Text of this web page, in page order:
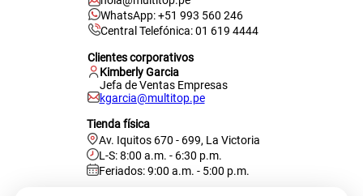
WhatsApp: +51 993 560 246
Central Telefónica: 01 619 4444
Clientes corporativos
Kimberly Garcia
Jefa de Ventas Empresas
kgarcia@multitop.pe
Tienda física
Av. Iquitos 670 - 699, La Victoria
L-S: 8:00 a.m. - 6:30 p.m.
Feriados: 9:00 a.m. - 5:00 p.m.